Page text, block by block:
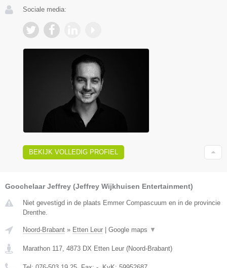
Sociale media:
BEKIJK VOLLEDIG PROFIEL
Goochelaar Jeffrey (Jeffrey Wijkhuisen Entertainment)
Niet gevestigd in de plaats Emmer Compascuum en in de provincie
Drenthe.
Noord-Brabant » Etten Leur | Google maps ▼
Marathon 117 4873 DX Etten Leur (Noord-Brabant)